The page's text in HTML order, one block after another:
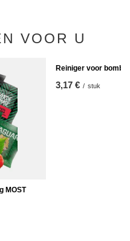
VOOR U
MOST
Reiniger voor
3,17 € / stuk